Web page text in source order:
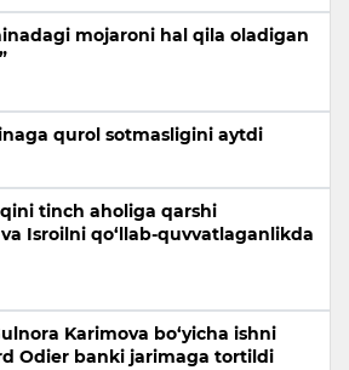
mojaroni hal qila oladigan
qurol sotmasligini aytdi
tinch aholiga qarshi
Isroilni qo‘llab-quvvatlaganlikda
Karimova bo‘yicha ishni
Odier banki jarimaga tortildi